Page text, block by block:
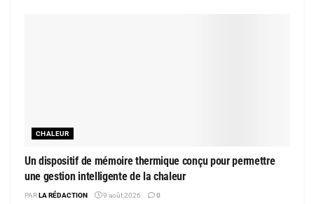
CHALEUR
Un dispositif de mémoire thermique conçu pour permettre
une gestion intelligente de la chaleur
PARLA RÉDACTION 9 août 2026 0